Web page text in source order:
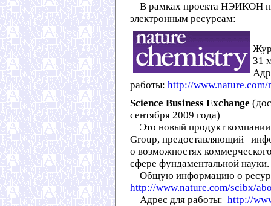
В рамках проекта НЭИКОН
электронным ресурсам:
31
работы: http://
Science Business Exchange
сентября 2009 года)
Это новый продукт
Group, предоставляющий
о возможностях
сфере фундаментальной науки.
Общую информацию о
http://www.nature.com/scibx/
Адрес для работы: http://